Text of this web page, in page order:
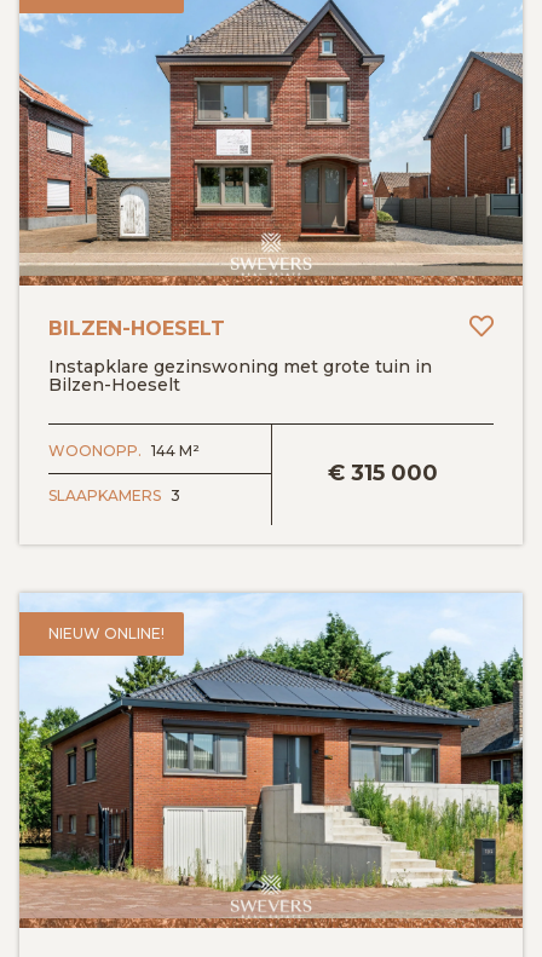
BILZEN-HOESELT
Instapklare gezinswoning met grote tuin in
Bilzen-Hoeselt
€ 315 000
WOONOPP. 144 M²
SLAAPKAMERS 3
BEKIJK DETAILS
NIEUW ONLINE!